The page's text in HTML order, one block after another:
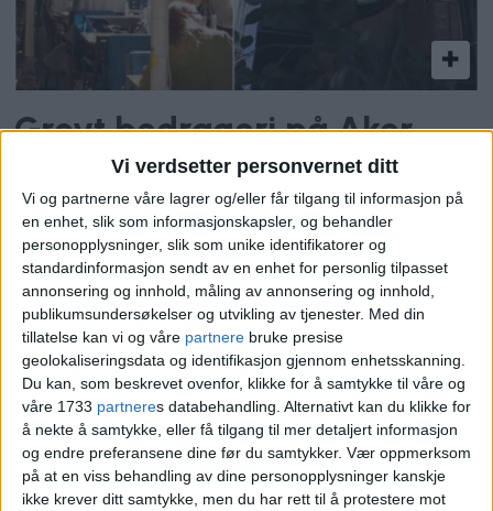
Vi verdsetter personvernet ditt
Vi og partnerne våre lagrer og/eller får tilgang til informasjon på
en enhet, slik som informasjonskapsler, og behandler
personopplysninger, slik som unike identifikatorer og
standardinformasjon sendt av en enhet for personlig tilpasset
annonsering og innhold, måling av annonsering og innhold,
publikumsundersøkelser og utvikling av tjenester. Med din
tillatelse kan vi og våre partnere bruke presise
geolokaliseringsdata og identifikasjon gjennom enhetsskanning.
Du kan, som beskrevet ovenfor, klikke for å samtykke til våre og
våre 1733 partneres databehandling. Alternativt kan du klikke for
å nekte å samtykke, eller få tilgang til mer detaljert informasjon
og endre preferansene dine før du samtykker. Vær oppmerksom
på at en viss behandling av dine personopplysninger kanskje
ikke krever ditt samtykke, men du har rett til å protestere mot
Grovt bedrageri på Aker
Brygge: Slik trikset betrodd
restaurantsjef (41) til seg
lønn fra tidligere ansatt
– Jeg ringte i god tid for å informere om at
jeg hadde vært hos legen og fått
sykemelding på grunn av en
sykdom, forteller en ansatt VårtOslo har
valgt å kalle Troy.